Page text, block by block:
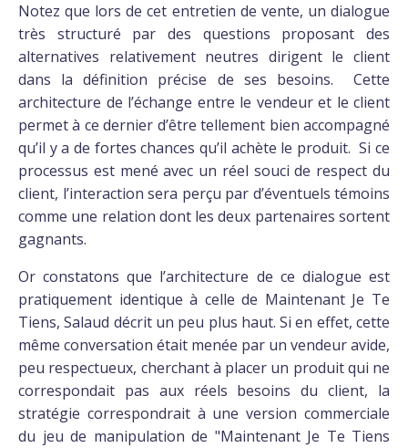
Notez que lors de cet entretien de vente, un dialogue
très structuré par des questions proposant des
alternatives relativement neutres dirigent le client
dans la définition précise de ses besoins. Cette
architecture de l’échange entre le vendeur et le client
permet à ce dernier d’être tellement bien accompagné
qu’il y a de fortes chances qu’il achète le produit. Si ce
processus est mené avec un réel souci de respect du
client, l’interaction sera perçu par d’éventuels témoins
comme une relation dont les deux partenaires sortent
gagnants.
Or constatons que l’architecture de ce dialogue est
pratiquement identique à celle de Maintenant Je Te
Tiens, Salaud décrit un peu plus haut. Si en effet, cette
même conversation était menée par un vendeur avide,
peu respectueux, cherchant à placer un produit qui ne
correspondait pas aux réels besoins du client, la
stratégie correspondrait à une version commerciale
du jeu de manipulation de "Maintenant Je Te Tiens